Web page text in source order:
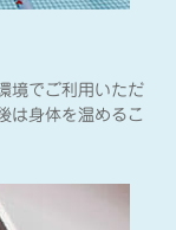
境でご利用いただ
は身体を温めるこ